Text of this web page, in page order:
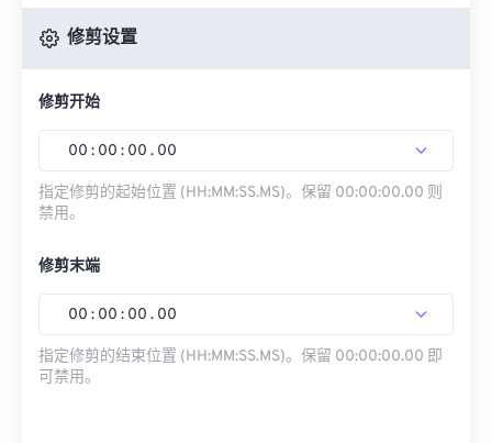
修剪设置
修剪开始
00 : 00 : 00 . 00
指定修剪的起始位置 (HH:MM:SS.MS)。保留 00:00:00.00 则
禁用。
修剪末端
00 : 00 : 00 . 00
指定修剪的结束位置 (HH:MM:SS.MS)。保留 00:00:00.00 即
可禁用。